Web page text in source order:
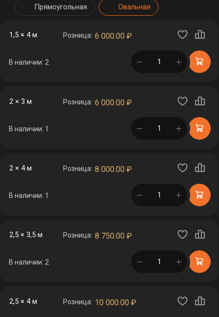
Прямоугольная Овальная
1,5 × 4 м Розница: 6 000.00 ₽
В наличии: 2 в корзине
2 × 3 м Розница: 6 000.00 ₽
В наличии: 1 в корзине
2 × 4 м Розница: 8 000.00 ₽
В наличии: 1 в корзине
2,5 × 3,5 м Розница: 8 750.00 ₽
В наличии: 2 в корзине
2,5 × 4 м Розница: 10 000.00 ₽